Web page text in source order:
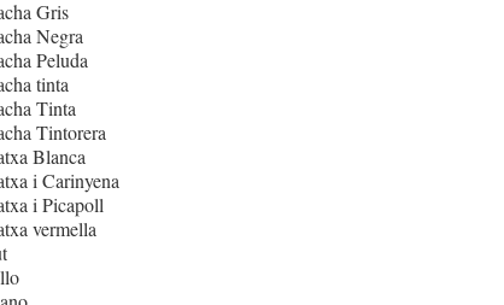
Gris
Negra
Peluda
tinta
Tinta
Tintorera
Blanca
i Carinyena
i Picapoll
vermella